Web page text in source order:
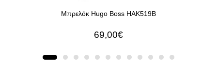
Μπρελόκ Hugo Boss HAK519B
69,00€